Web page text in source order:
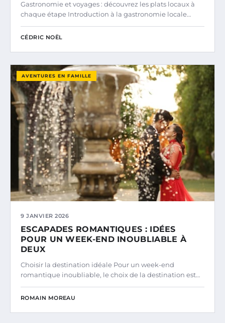
Gastronomie et voyages : découvrez les plats locaux à
chaque étape Introduction à la gastronomie locale…
CÉDRIC NOËL
AVENTURES EN FAMILLE
9 JANVIER 2026
ESCAPADES ROMANTIQUES : IDÉES
POUR UN WEEK-END INOUBLIABLE À
DEUX
Choisir la destination idéale Pour un week-end
romantique inoubliable, le choix de la destination est…
ROMAIN MOREAU